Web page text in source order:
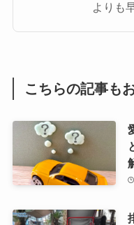
よりも
こちらの記事も